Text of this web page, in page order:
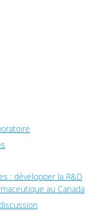
: développer la R&D
au Canada